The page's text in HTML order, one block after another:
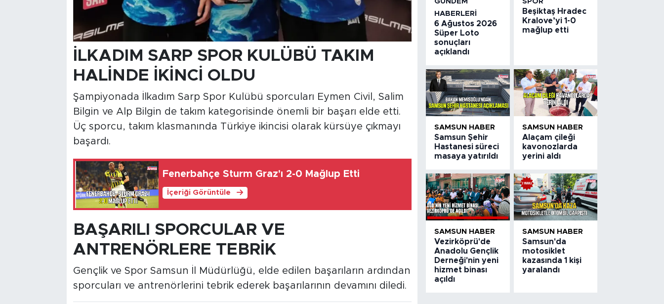
İLKADIM SARP SPOR KULÜBÜ TAKIM
HALİNDE İKİNCİ OLDU
Şampiyonada İlkadım Sarp Spor Kulübü sporcuları Eymen Civil, Salim
Bilgin ve Alp Bilgin de takım kategorisinde önemli bir başarı elde etti.
Üç sporcu, takım klasmanında Türkiye ikincisi olarak kürsüye çıkmayı
başardı.
Fenerbahçe Sturm Graz'ı 2-0 Mağlup Etti
İçeriği Görüntüle
BAŞARILI SPORCULAR VE
ANTRENÖRLERE TEBRİK
Gençlik ve Spor Samsun İl Müdürlüğü, elde edilen başarıların ardından
sporcuları ve antrenörlerini tebrik ederek başarılarının devamını diledi.
HABERLERI
6 Ağustos 2026
Süper Loto
sonuçları
açıklandı
Beşiktaş Hradec
Kralove’yi 1-0
mağlup etti
SAMSUN HABER
Samsun Şehir
Hastanesi süreci
masaya yatırıldı
SAMSUN HABER
Alaçam çileği
kavonozlarda
yerini aldı
SAMSUN HABER
Vezirköprü'de
Anadolu Gençlik
Derneği'nin yeni
hizmet binası
açıldı
SAMSUN HABER
Samsun'da
motosiklet
kazasında 1 kişi
yaralandı